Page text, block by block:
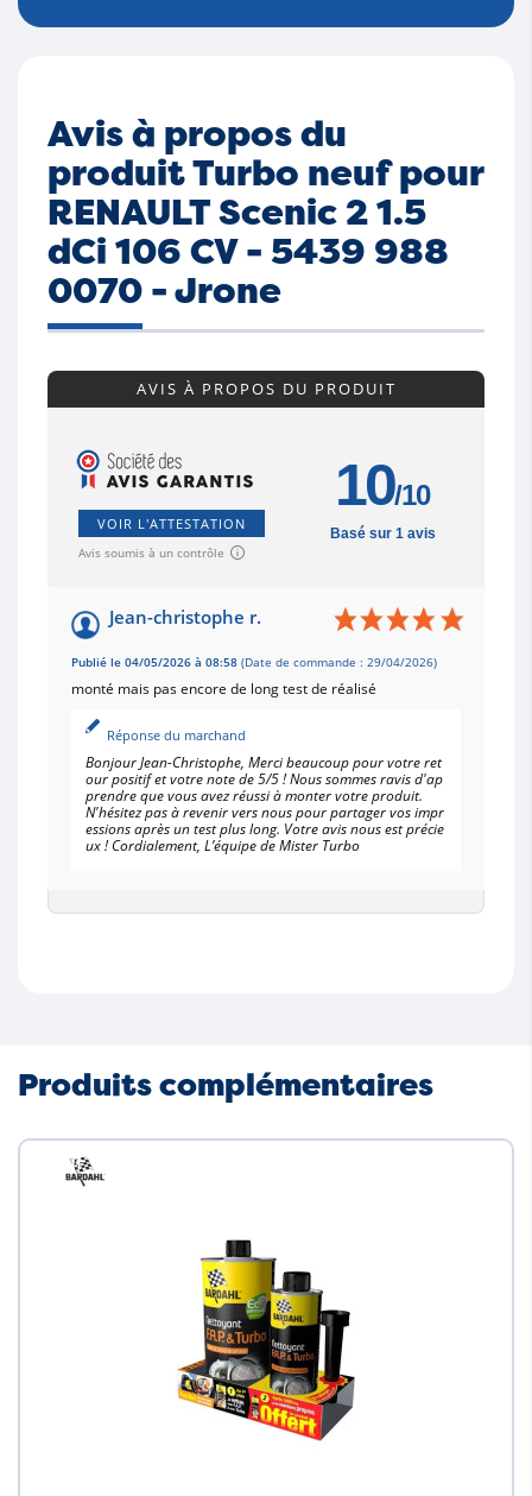
Avis à propos du
produit Turbo neuf pour
RENAULT Scenic 2 1.5
dCi 106 CV - 5439 988
0070 - Jrone
AVIS À PROPOS DU PRODUIT
VOIR L'ATTESTATION
Avis soumis à un contrôle
10/10
Basé sur 1 avis
Jean-christophe r.
Publié le 04/05/2026 à 08:58 (Date de commande : 29/04/2026)
monté mais pas encore de long test de réalisé
Réponse du marchand
Bonjour Jean-Christophe, Merci beaucoup pour votre ret
our positif et votre note de 5/5 ! Nous sommes ravis d'ap
prendre que vous avez réussi à monter votre produit.
N'hésitez pas à revenir vers nous pour partager vos impr
essions après un test plus long. Votre avis nous est précie
ux ! Cordialement, L’équipe de Mister Turbo
Produits complémentaires
Neuf